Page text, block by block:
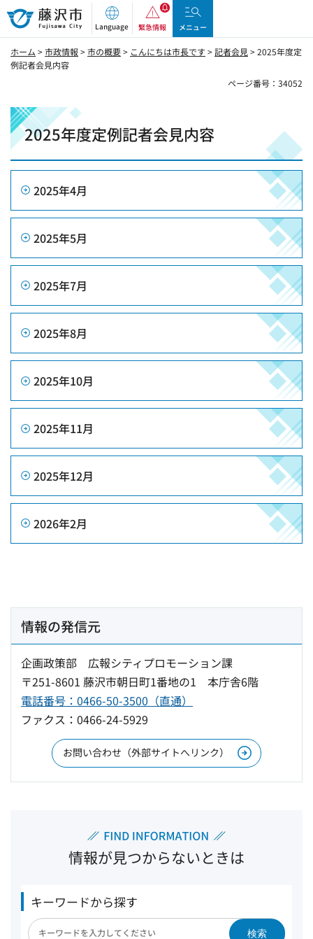
藤沢市
Language 緊急情報 メニュー
ホーム >市政情報 >市の概要> こんにちは市長です>記者会見> 2025年度定
例記者会見内容
ページ番号：34052
2025年度定例記者会見内容
2025年4月
2025年5月
2025年7月
2025年8月
2025年10月
2025年11月
2025年12月
2026年2月
情報の発信元
企画政策部 広報シティプロモーション課
〒251-8601 藤沢市朝日町1番地の1 本庁舎6階
電話番号：0466-50-3500（直通）
ファクス：0466-24-5929
お問い合わせ（外部サイトへリンク）
情報が見つからないときは
キーワードから探す
検索